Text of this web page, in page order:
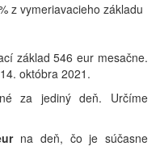
z vymeriavacieho základu
základ 546 eur mesačne.
októbra 2021.
za jediný deň. Určíme
na deň, čo je súčasne